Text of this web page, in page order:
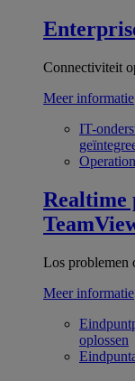
Connectiviteit
Meer informatie
IT-
Realtime
Los problemen
Meer informatie
oplossen